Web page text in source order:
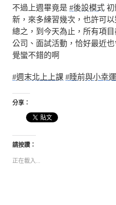
不過上週畢竟是 #後設模式 初
新，來多練習幾次，也許可
總之，到今天為止，所有項
公司、面試活動，恰好最近
覺蠻不錯的啊
#週末北上上課 #睡前與小幸
分享：
請按讚：
正在載入...